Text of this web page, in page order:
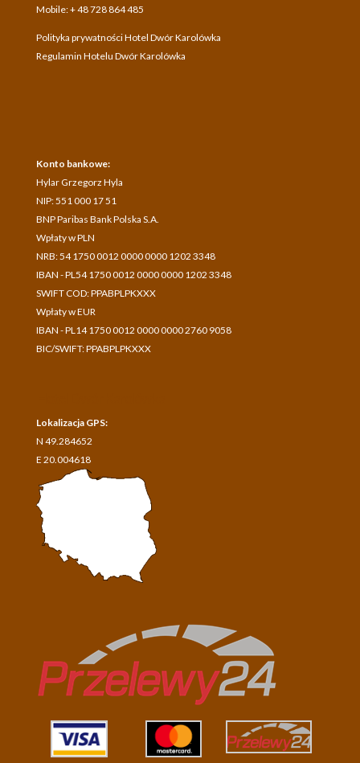
Mobile: + 48 728 864 485
Polityka prywatności Hotel Dwór Karolówka
Regulamin Hotelu Dwór Karolówka
Konto bankowe:
Hylar Grzegorz Hyla
NIP: 551 000 17 51
BNP Paribas Bank Polska S.A.
Wpłaty w PLN
NRB: 54 1750 0012 0000 0000 1202 3348
IBAN - PL54 1750 0012 0000 0000 1202 3348
SWIFT COD: PPABPLPKXXX
Wpłaty w EUR
IBAN - PL14 1750 0012 0000 0000 2760 9058
BIC/SWIFT: PPABPLPKXXX
Lokalizacja GPS:
N 49.284652
E 20.004618